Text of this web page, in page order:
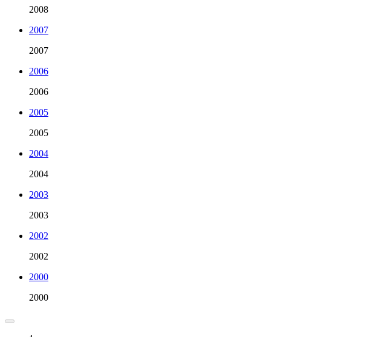
2008
2007
2007
2006
2006
2005
2005
2004
2004
2003
2003
2002
2002
2000
2000